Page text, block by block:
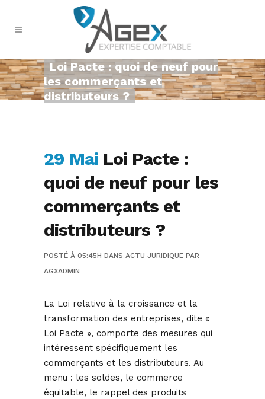
Loi Pacte : quoi de neuf pour
les commerçants et
distributeurs ?
29 Mai Loi Pacte :
quoi de neuf pour les
commerçants et
distributeurs ?
POSTÉ À 05:45H DANS ACTU JURIDIQUE PAR
AGXADMIN
La Loi relative à la croissance et la
transformation des entreprises, dite «
Loi Pacte », comporte des mesures qui
intéressent spécifiquement les
commerçants et les distributeurs. Au
menu : les soldes, le commerce
équitable, le rappel des produits